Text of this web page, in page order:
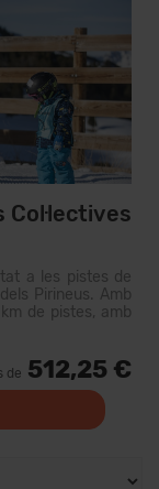
a les pistes de
Pirineus. Amb
de pistes, amb
de 512,25 €